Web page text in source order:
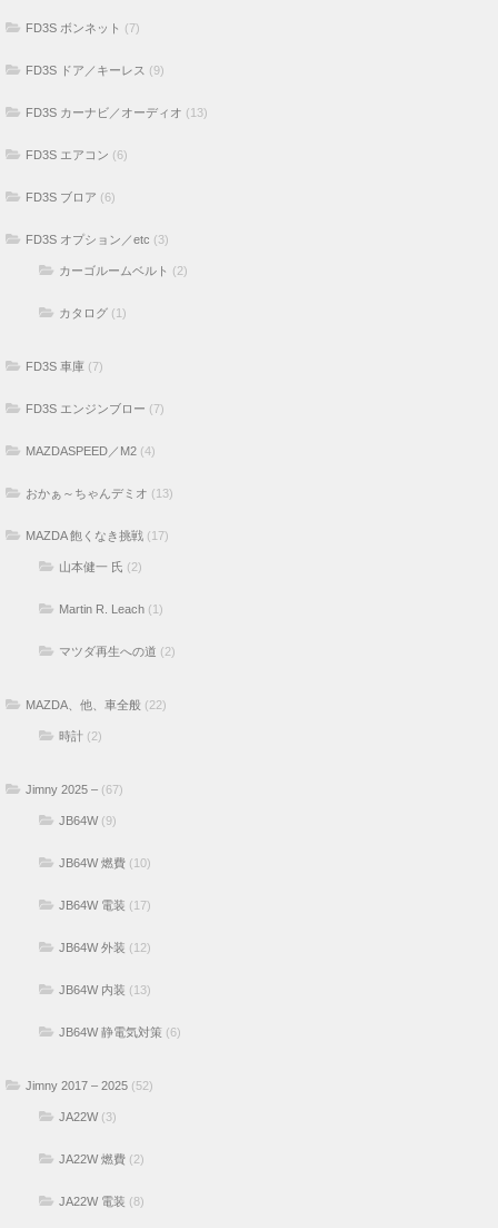
FD3S ボンネット (7)
FD3S ドア／キーレス (9)
FD3S カーナビ／オーディオ (13)
FD3S エアコン (6)
FD3S ブロア (6)
FD3S オプション／etc (3)
カーゴルームベルト (2)
カタログ (1)
FD3S 車庫 (7)
FD3S エンジンブロー (7)
MAZDASPEED／M2 (4)
おかぁ～ちゃんデミオ (13)
MAZDA 飽くなき挑戦 (17)
山本健一 氏 (2)
Martin R. Leach (1)
マツダ再生への道 (2)
MAZDA、他、車全般 (22)
時計 (2)
Jimny 2025 – (67)
JB64W(9)
JB64W 燃費 (10)
JB64W 電装 (17)
JB64W 外装 (12)
JB64W 内装 (13)
JB64W 静電気対策 (6)
Jimny 2017 – 2025 (52)
JA22W(3)
JA22W 燃費 (2)
JA22W 電装 (8)